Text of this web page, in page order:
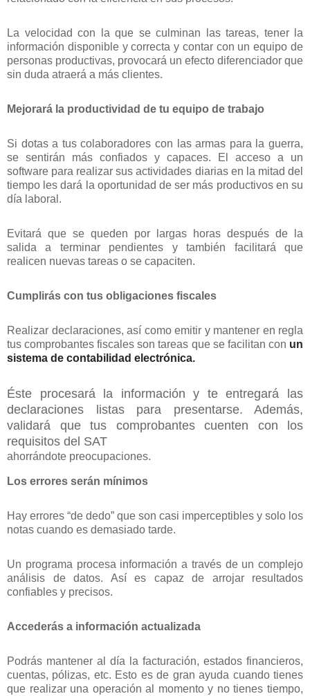
La velocidad con la que se culminan las tareas, tener la
información disponible y correcta y contar con un equipo de
personas productivas, provocará un efecto diferenciador que
sin duda atraerá a más clientes.
Mejorará la productividad de tu equipo de trabajo
Si dotas a tus colaboradores con las armas para la guerra,
se sentirán más confiados y capaces. El acceso a un
software para realizar sus actividades diarias en la mitad del
tiempo les dará la oportunidad de ser más productivos en su
día laboral.
Evitará que se queden por largas horas después de la
salida a terminar pendientes y también facilitará que
realicen nuevas tareas o se capaciten.
Cumplirás con tus obligaciones fiscales
Realizar declaraciones, así como emitir y mantener en regla
tus comprobantes fiscales son tareas que se facilitan con un
sistema de contabilidad electrónica.
Éste procesará la información y te entregará las
declaraciones listas para presentarse. Además,
validará que tus comprobantes cuenten con los
requisitos del SAT
ahorrándote preocupaciones.
Los errores serán mínimos
Hay errores “de dedo” que son casi imperceptibles y solo los
notas cuando es demasiado tarde.
Un programa procesa información a través de un complejo
análisis de datos. Así es capaz de arrojar resultados
confiables y precisos.
Accederás a información actualizada
Podrás mantener al día la facturación, estados financieros,
cuentas, pólizas, etc. Esto es de gran ayuda cuando tienes
que realizar una operación al momento y no tienes tiempo,